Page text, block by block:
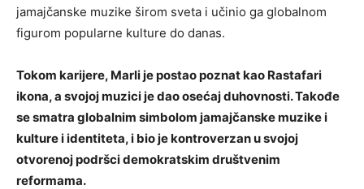
jamajčanske muzike širom sveta i učinio ga globalnom
figurom popularne kulture do danas.
Tokom karijere, Marli je postao poznat kao Rastafari
ikona, a svojoj muzici je dao osećaj duhovnosti. Takođe
se smatra globalnim simbolom jamajčanske muzike i
kulture i identiteta, i bio je kontroverzan u svojoj
otvorenoj podršci demokratskim društvenim
reformama.